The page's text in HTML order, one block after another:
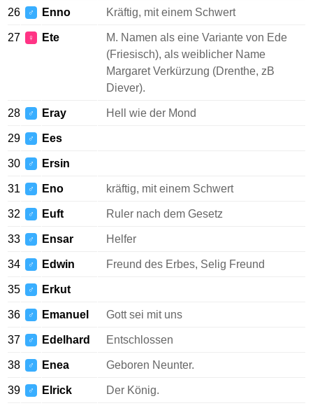
26 ♂ Enno Kräftig, mit einem Schwert
27 ♀ Ete
M. Namen als eine Variante von Ede
(Friesisch), als weiblicher Name
Margaret Verkürzung (Drenthe, zB
Diever).
28 ♂ Eray Hell wie der Mond
29 ♂ Ees
30 ♂ Ersin
31 ♂ Eno kräftig, mit einem Schwert
32 ♂ Euft Ruler nach dem Gesetz
33 ♂ Ensar Helfer
34 ♂ Edwin Freund des Erbes, Selig Freund
35 ♂ Erkut
36 ♂ Emanuel Gott sei mit uns
37 ♂ Edelhard Entschlossen
38 ♂ Enea Geboren Neunter.
39 ♂ Elrick Der König.